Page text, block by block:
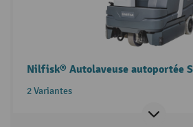
Nilfisk® Autolaveuse autoportée
2 Variantes